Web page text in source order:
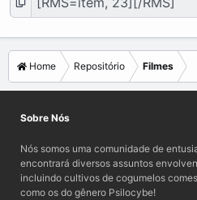
Home Repositório Filmes
Sobre Nós
Nós somos uma comunidade de
encontrará diversos assuntos
incluindo cultivos de cogumelos
como os do gênero Psilocybe!